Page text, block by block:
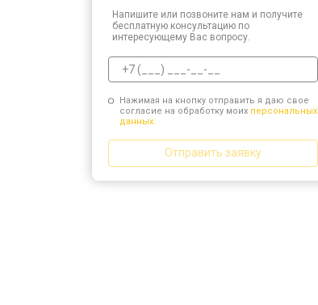
Напишите или позвоните нам и получите
бесплатную консультацию по
интересующему Вас вопросу.
Нажимая на кнопку отправить я даю свое
согласие на обработку моих персональных
данных.
Отправить заявку